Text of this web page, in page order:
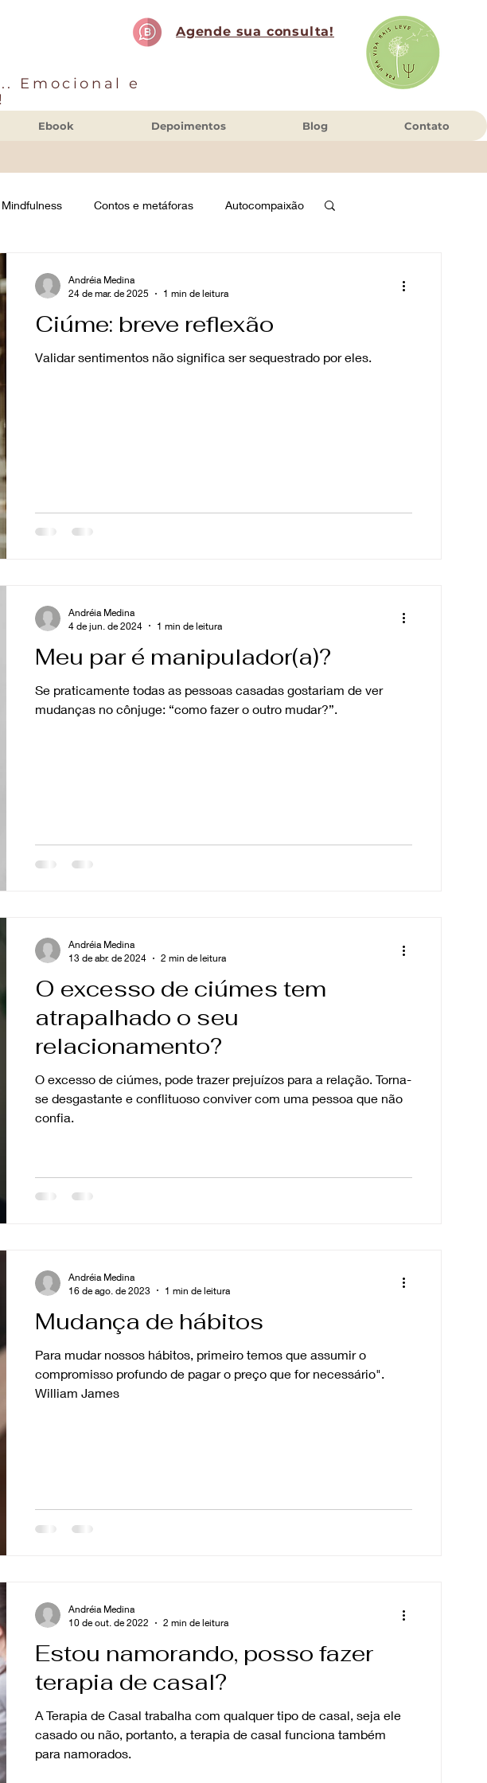
Agende sua consulta!
Emocional e
Ebook Depoimentos Blog Contato
Mindfulness Contos e metáforas Autocompaixão
Ciúme: breve reflexão
Validar sentimentos não significa ser sequestrado por eles.
Andréia Medina
24 de mar. de 2025
1 min de leitura
Meu par é manipulador(a)?
Se praticamente todas as pessoas casadas gostariam de ver
mudanças no cônjuge: “como fazer o outro mudar?”.
Andréia Medina
4 de jun. de 2024
1 min de leitura
O excesso de ciúmes tem
atrapalhado o seu
relacionamento?
O excesso de ciúmes, pode trazer prejuízos para a relação. Torna-
se desgastante e conflituoso conviver com uma pessoa que não
confia.
Andréia Medina
13 de abr. de 2024
2 min de leitura
Mudança de hábitos
Para mudar nossos hábitos, primeiro temos que assumir o
compromisso profundo de pagar o preço que for necessário".
William James
Andréia Medina
16 de ago. de 2023
1 min de leitura
Estou namorando, posso fazer
terapia de casal?
A Terapia de Casal trabalha com qualquer tipo de casal, seja ele
casado ou não, portanto, a terapia de casal funciona também
para namorados.
Andréia Medina
10 de out. de 2022
2 min de leitura